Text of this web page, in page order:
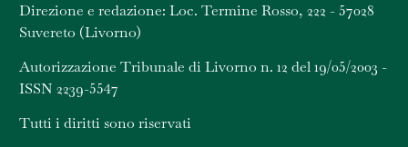
Direzione e redazione: Loc. Termine Rosso, 222 - 57028
Suvereto (Livorno)
Autorizzazione Tribunale di Livorno n. 12 del 19/05/2003 -
ISSN 2239-5547
Tutti i diritti sono riservati